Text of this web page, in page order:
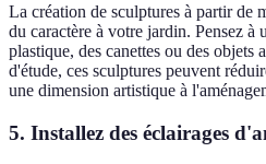
La création de sculptures à partir de
du caractère à votre jardin. Pensez à
plastique, des canettes ou des objets
d'étude, ces sculptures peuvent
une dimension artistique à
5. Installez des éclairages